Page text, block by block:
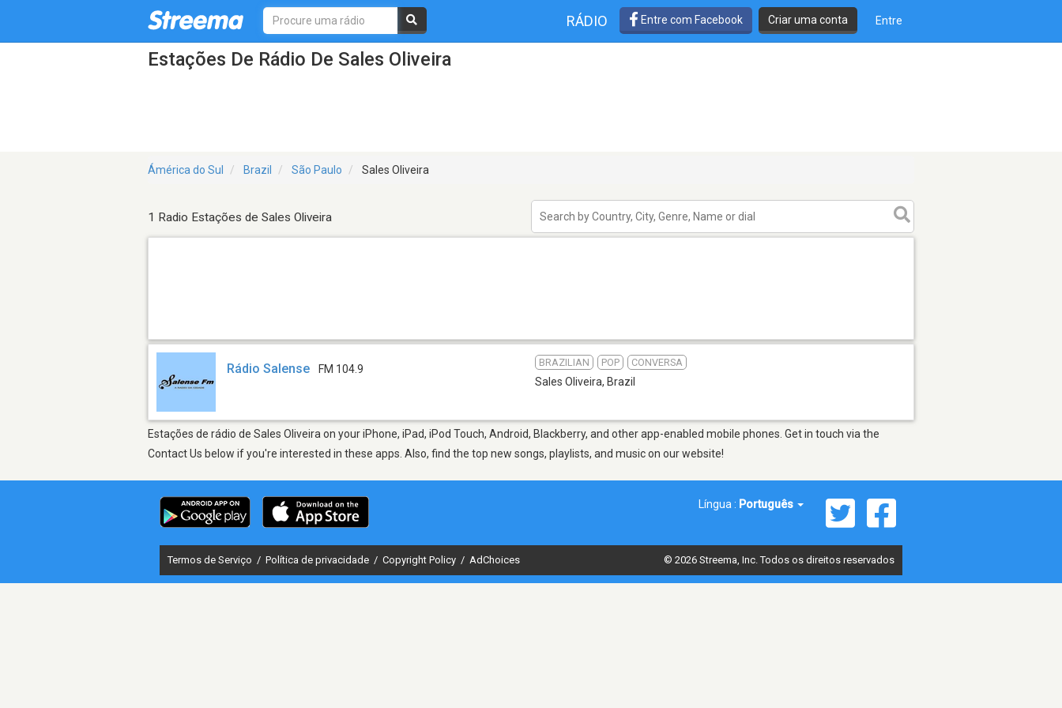
RÁDIO Entre com Facebook Criar uma conta Entre
Estações De Rádio De Sales Oliveira
Ámérica do Sul Brazil São Paulo Sales Oliveira
1 Radio Estações de Sales Oliveira
Rádio Salense FM 104.9
BRAZILIAN POP CONVERSA
Sales Oliveira, Brazil
Estações de rádio de Sales Oliveira on your iPhone, iPad, iPod Touch, Android, Blackberry, and other app-enabled mobile phones. Get in touch via the
Contact Us below if you're interested in these apps. Also, find the top new songs, playlists, and music on our website!
Língua : Português
Termos de Serviço / Política de privacidade / Copyright Policy / AdChoices © 2026 Streema, Inc. Todos os direitos reservados